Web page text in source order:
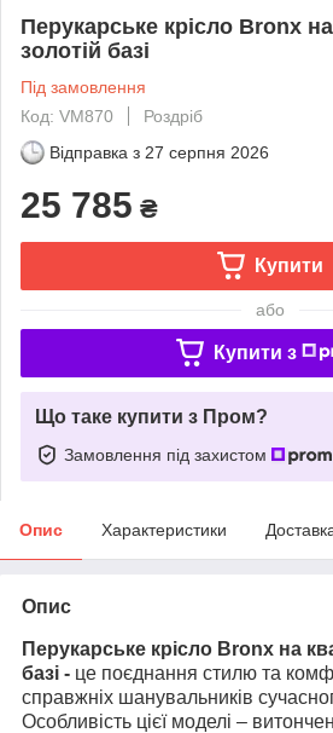
Перукарське крісло Bronx
золотій базі
Під замовлення
Код: VM870
Роздріб
Відправка з 27 серпня 2026
25 785 ₴
Купити
або
Купити з
Що таке купити з Пром?
Замовлення під захистом
Опис Характеристики
Опис
Перукарське крісло Bronx на
базі - це поєднання стилю та
справжніх шанувальників
Особливість цієї моделі –